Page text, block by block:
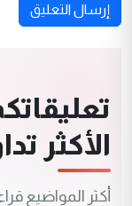
إرسال التعليق
الأكثر
أكثر المواضيع